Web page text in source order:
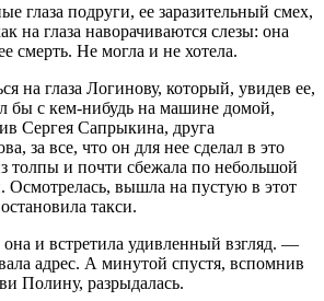
глаза подруги, ее заразительный смех,
на глаза наворачиваются слезы: она
смерть. Не могла и не хотела.
на глаза Логинову, который, увидев ее,
бы с кем-нибудь на машине домой,
Сергея Сапрыкина, друга
за все, что он для нее сделал в это
толпы и почти сбежала по небольшой
Осмотрелась, вышла на пустую в этот
такси.
и встретила удивленный взгляд. —
адрес. А минутой спустя, вспомнив
Полину, разрыдалась.